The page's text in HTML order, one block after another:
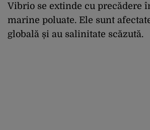
Vibrio se extinde cu precădere
marine poluate. Ele sunt
globală și au salinitate scăzută.